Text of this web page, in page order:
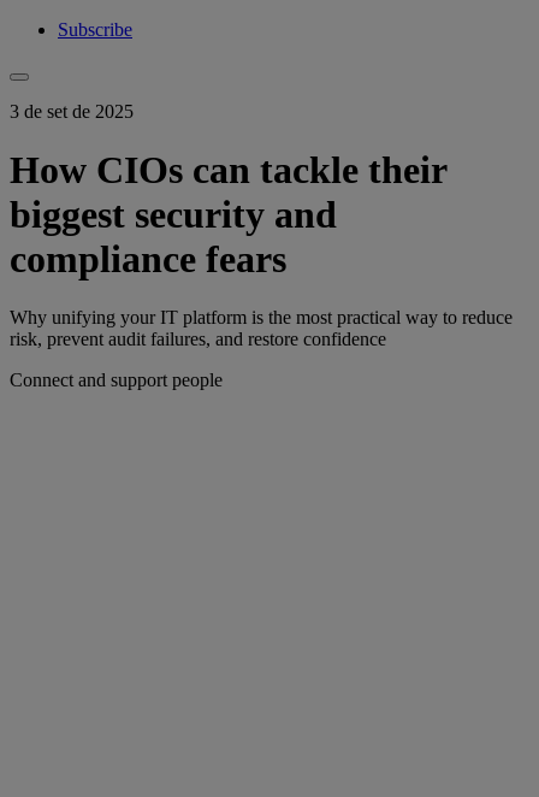
Subscribe
3 de set de 2025
How CIOs can tackle their
biggest security and
compliance fears
Why unifying your IT platform is the most practical way to reduce
risk, prevent audit failures, and restore confidence
Connect and support people